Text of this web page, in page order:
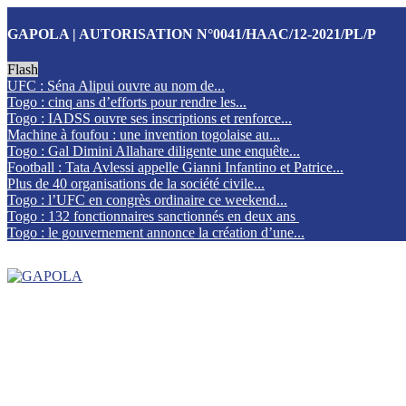
GAPOLA | AUTORISATION N°0041/HAAC/12-2021/PL/P
Flash
UFC : Séna Alipui ouvre au nom de...
Togo : cinq ans d’efforts pour rendre les...
Togo : IADSS ouvre ses inscriptions et renforce...
Machine à foufou : une invention togolaise au...
Togo : Gal Dimini Allahare diligente une enquête...
Football : Tata Avlessi appelle Gianni Infantino et Patrice...
Plus de 40 organisations de la société civile...
Togo : l’UFC en congrès ordinaire ce weekend...
Togo : 132 fonctionnaires sanctionnés en deux ans
Togo : le gouvernement annonce la création d’une...